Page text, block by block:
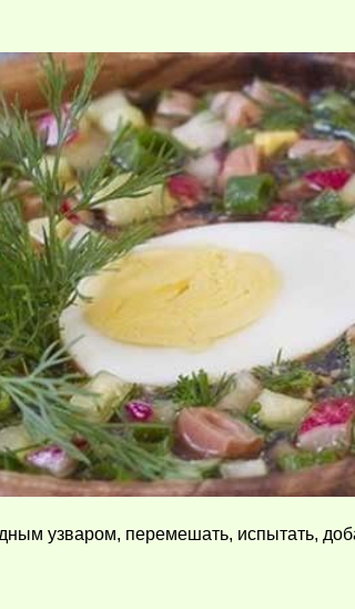
узваром, перемешать, испытать,